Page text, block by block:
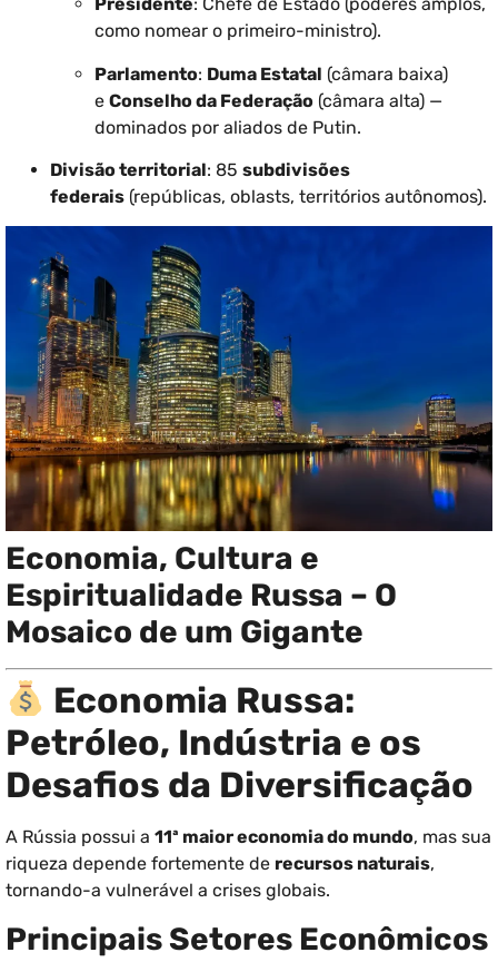
como nomear o primeiro-ministro).
Parlamento: Duma Estatal (câmara baixa)
e Conselho da Federação (câmara alta) —
dominados por aliados de Putin.
Divisão territorial: 85 subdivisões
federais (repúblicas, oblasts, territórios autônomos).
Economia, Cultura e
Espiritualidade Russa – O
Mosaico de um Gigante
Economia Russa:
Petróleo, Indústria e os
Desafios da Diversificação
A Rússia possui a 11ª maior economia do mundo, mas sua
riqueza depende fortemente de recursos naturais,
tornando-a vulnerável a crises globais.
Principais Setores Econômicos